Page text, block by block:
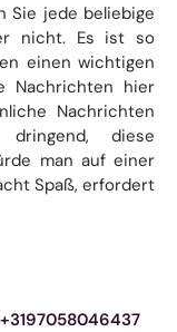
Sie jede beliebige
nicht. Es ist so
einen wichtigen
Nachrichten hier
Nachrichten
diese
man auf einer
Spaß, erfordert